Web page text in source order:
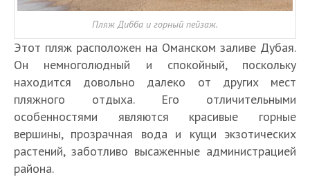
Пляж Дибба и горный пейзаж.
Этот пляж расположен на Оманском заливе Дубая.
Он немноголюдный и спокойный, поскольку
находится довольно далеко от других мест
пляжного отдыха. Его отличительными
особенностями являются красивые горные
вершины, прозрачная вода и кущи экзотических
растений, заботливо высаженные администрацией
района.